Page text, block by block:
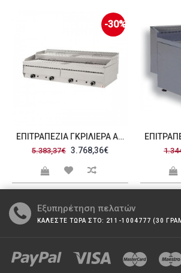
-30%
ΕΠΙΤΡΑΠΈΖΙΑ ΓΚΡΙΛΙΈΡΑ ΑΕΡΊΟΥ ΝΕΡΟΎ GR400 20N
5.383,37€ 3.768,36€
Εξυπηρέτηση πελατών
ΚΑΛΕΣΤΕ ΤΩΡΑ ΣΤΟ: 211-1004777 (30